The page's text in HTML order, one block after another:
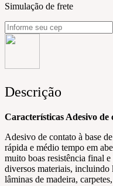
Simulação de frete
Descrição
Características Adesivo
Adesivo de contato à base
rápida e médio tempo em
muito boas resistência final
diversos materiais, incluindo
lâminas de madeira,